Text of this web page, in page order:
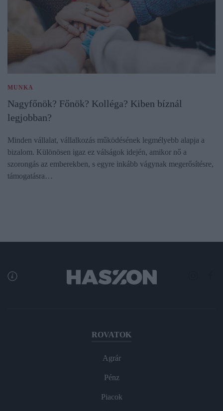
MUNKA
Nagyfőnök? Főnök? Kolléga? Kiben bíznál
legjobban?
Minden vállalat, vállalkozás működésének legmélyebb alapja a
bizalom. Különösen igaz ez válságok idején, amikor nő a
szorongás az emberekben, s egyre inkább vágynak megerősítésre,
támogatásra…
ROVATOK
Agrár
Pénz
Piacok